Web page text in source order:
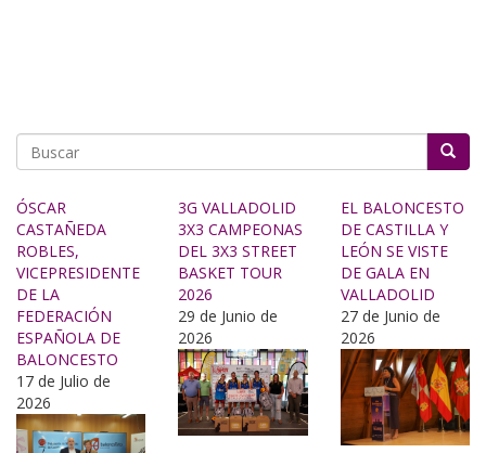
ÓSCAR
CASTAÑEDA
ROBLES,
VICEPRESIDENTE
DE LA
FEDERACIÓN
ESPAÑOLA DE
BALONCESTO
17 de Julio de
2026
3G VALLADOLID
3X3 CAMPEONAS
DEL 3X3 STREET
BASKET TOUR
2026
29 de Junio de
2026
EL BALONCESTO
DE CASTILLA Y
LEÓN SE VISTE
DE GALA EN
VALLADOLID
27 de Junio de
2026